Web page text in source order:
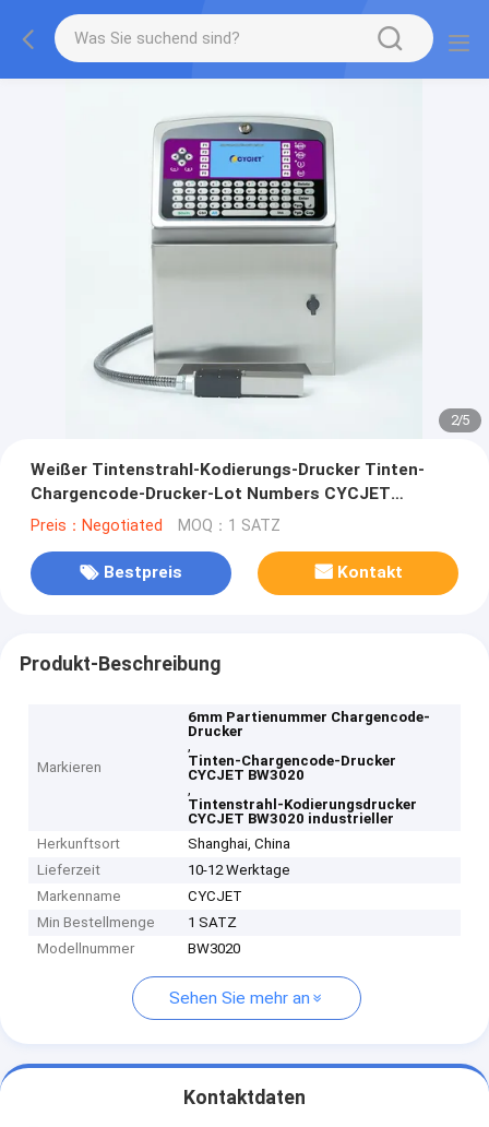
2/5
Weißer Tintenstrahl-Kodierungs-Drucker Tinten-
Chargencode-Drucker-Lot Numbers CYCJET
BW3020 industrieller
Preis：Negotiated MOQ：1 SATZ
Bestpreis Kontakt
Produkt-Beschreibung
Markieren
6mm Partienummer Chargencode-
Drucker
,
Tinten-Chargencode-Drucker
CYCJET BW3020
,
Tintenstrahl-Kodierungsdrucker
CYCJET BW3020 industrieller
Herkunftsort
Shanghai, China
Lieferzeit
10-12 Werktage
Markenname
CYCJET
Min Bestellmenge
1 SATZ
Modellnummer
BW3020
Sehen Sie mehr an
Kontaktdaten